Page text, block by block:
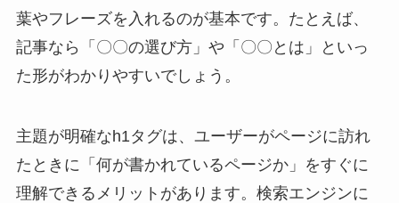
葉やフレーズを入れるのが基本です。たとえば、
記事なら「〇〇の選び方」や「〇〇とは」といっ
た形がわかりやすいでしょう。
主題が明確なh1タグは、ユーザーがページに訪れ
たときに「何が書かれているページか」をすぐに
理解できるメリットがあります。検索エンジンに